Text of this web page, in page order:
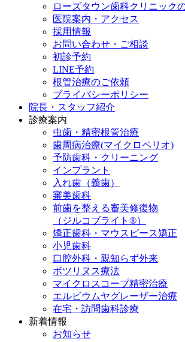
ローズタウン歯科クリニック
医院案内・アクセス
採用情報
お問い合わせ・ご相談
初診予約
LINE予約
根管治療のご依頼
プライバシーポリシー
院長・スタッフ紹介
診療案内
虫歯・精密根管治療
歯周病治療(マイクロペリオ)
予防歯科・クリーニング
インプラント
入れ歯（義歯）
審美歯科
前歯を整える審美修復物
（ジルコブライト®）
矯正歯科・マウスピース矯正
小児歯科
口腔外科・親知らず外来
ボツリヌス療法
マイクロスコープ精密治療
エルビウムヤグレーザー治療
在宅・訪問歯科診療
新着情報
お知らせ